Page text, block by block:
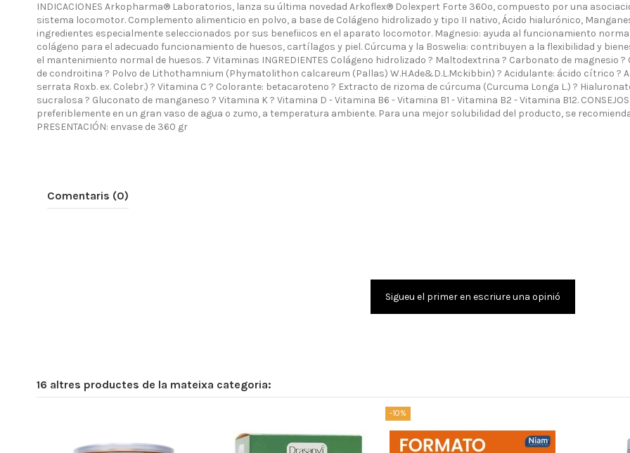
INDICACIONES Arkopharma® Laboratorios, lanza su última novedad Arkoflex® Dolexpert Forte 360º, compuesto por una
sistema locomotor. Complemento alimenticio en polvo, a base de Colágeno hidrolizado y tipo II nativo, Ácido hialurónico,
ingredientes especialmente seleccionados por sus benefiicos en el aparato locomotor. Magnesio: ayuda al funcionamiento
colágeno para el adecuado funcionamiento de huesos, cartílagos y piel. Cúrcuma y la Boswelia: contribuyen a la flexibilidad y
el mantenimiento normal de huesos. 7 Vitaminas INGREDIENTES Colágeno hidrolizado ? Maltodextrina ? Carbonato de
de condroitina ? Polvo de Lithothamnium (Phymatolithon calcareum (Pallas) W.H.Ade&D.L.Mckibbin) ? Acidulante: ácido cítrico ?
serrata Roxb. ex. Colebr.) ? Vitamina C ? Colorante: betacaroteno ? Extracto de rizoma de cúrcuma (Curcuma Longa L.) ?
sucralosa ? Gluconato de manganeso ? Vitamina K ? Vitamina D - Vitamina B6 - Vitamina B1 - Vitamina B2 - Vitamina B12.
preferiblemente en un gran vaso de agua o zumo, a temperatura ambiente. Para una mejor solubilidad del producto, se
PRESENTACIÓN: envase de 360 gr
Comentaris (0)
Sigueu el primer en escriure una opinió
16 altres productes de la mateixa categoria:
-10%